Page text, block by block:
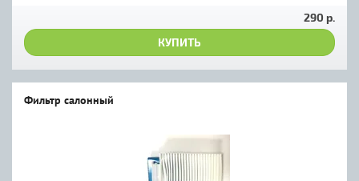
290 р.
КУПИТЬ
Фильтр салонный